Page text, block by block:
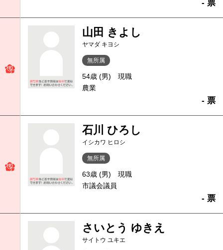
- 票
山田 きよし
ヤマダ キヨシ
無所属
54歳 (男)
現職
農業
- 票
石川 ひろし
イシカワ ヒロシ
無所属
63歳 (男)
現職
市議会議員
- 票
さいとう ゆきえ
サイトウ ユキエ